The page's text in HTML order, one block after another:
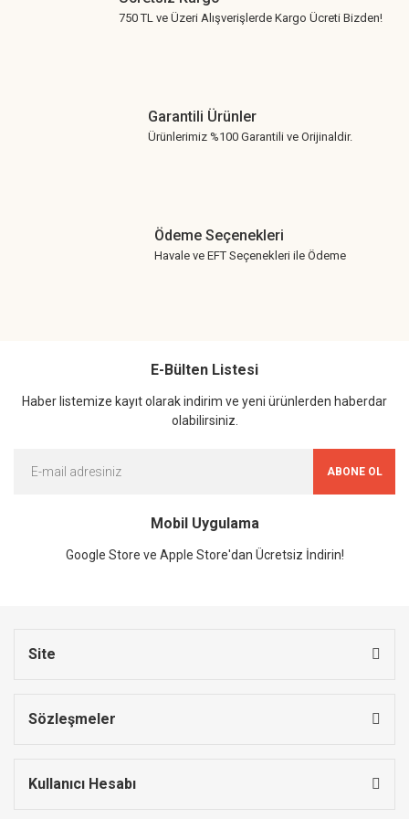
750 TL ve Üzeri Alışverişlerde Kargo Ücreti Bizden!
Garantili Ürünler
Ürünlerimiz %100 Garantili ve Orijinaldir.
Ödeme Seçenekleri
Havale ve EFT Seçenekleri ile Ödeme
E-Bülten Listesi
Haber listemize kayıt olarak indirim ve yeni ürünlerden haberdar
olabilirsiniz.
ABONE OL
Mobil Uygulama
Google Store ve Apple Store'dan Ücretsiz İndirin!
Site
Sözleşmeler
Kullanıcı Hesabı